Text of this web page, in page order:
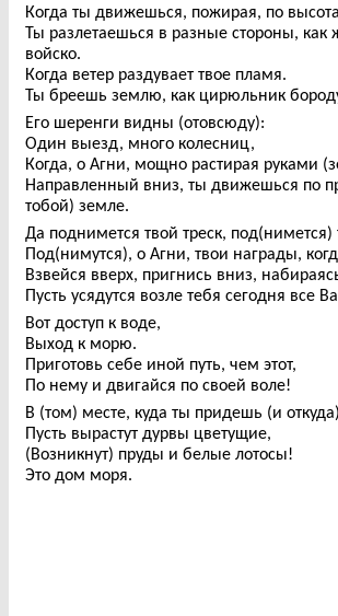
Когда ты движешься, пожирая, по
Ты разлетаешься в разные стороны,
войско.
Когда ветер раздувает твое пламя.
Ты бреешь землю, как цирюльник
Его шеренги видны (отовсюду):
Один выезд, много колесниц,
Когда, о Агни, мощно растирая руками
Направленный вниз, ты движешься по
тобой) земле.
Да поднимется твой треск, под(нимется)
Под(нимутся), о Агни, твои награды,
Взвейся вверх, пригнись вниз,
Пусть усядутся возле тебя сегодня все
Вот доступ к воде,
Выход к морю.
Приготовь себе иной путь, чем этот,
По нему и двигайся по своей воле!
В (том) месте, куда ты придешь (и
Пусть вырастут дурвы цветущие,
(Возникнут) пруды и белые лотосы!
Это дом моря.